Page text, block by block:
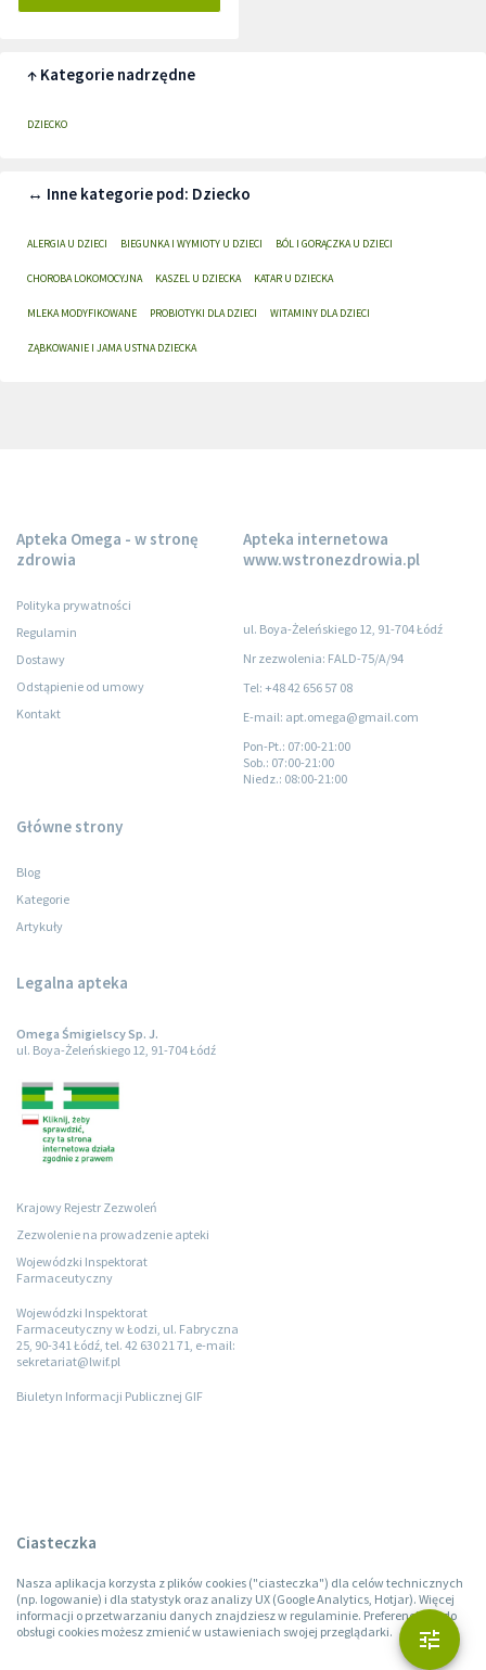
↑ Kategorie nadrzędne
DZIECKO
↔ Inne kategorie pod: Dziecko
ALERGIA U DZIECI BIEGUNKA I WYMIOTY U DZIECI BÓL I GORĄCZKA U DZIECI
CHOROBA LOKOMOCYJNA KASZEL U DZIECKA KATAR U DZIECKA
MLEKA MODYFIKOWANE PROBIOTYKI DLA DZIECI WITAMINY DLA DZIECI
ZĄBKOWANIE I JAMA USTNA DZIECKA
Apteka Omega - w stronę
zdrowia
Polityka prywatności
Regulamin
Dostawy
Odstąpienie od umowy
Kontakt
Apteka internetowa
www.wstronezdrowia.pl
ul. Boya-Żeleńskiego 12, 91-704 Łódź
Nr zezwolenia: FALD-75/A/94
Tel: +48 42 656 57 08
E-mail: apt.omega@gmail.com
Pon-Pt.: 07:00-21:00
Sob.: 07:00-21:00
Niedz.: 08:00-21:00
Główne strony
Blog
Kategorie
Artykuły
Legalna apteka
Omega Śmigielscy Sp. J.
ul. Boya-Żeleńskiego 12, 91-704 Łódź
Krajowy Rejestr Zezwoleń
Zezwolenie na prowadzenie apteki
Wojewódzki Inspektorat
Farmaceutyczny
Wojewódzki Inspektorat
Farmaceutyczny w Łodzi, ul. Fabryczna
25, 90-341 Łódź, tel. 42 630 21 71, e-mail:
sekretariat@lwif.pl
Biuletyn Informacji Publicznej GIF
Ciasteczka
Nasza aplikacja korzysta z plików cookies ("ciasteczka") dla celów technicznych
(np. logowanie) i dla statystyk oraz analizy UX (Google Analytics, Hotjar). Więcej
informacji o przetwarzaniu danych znajdziesz w regulaminie. Preferencje co do
obsługi cookies możesz zmienić w ustawieniach swojej przeglądarki.